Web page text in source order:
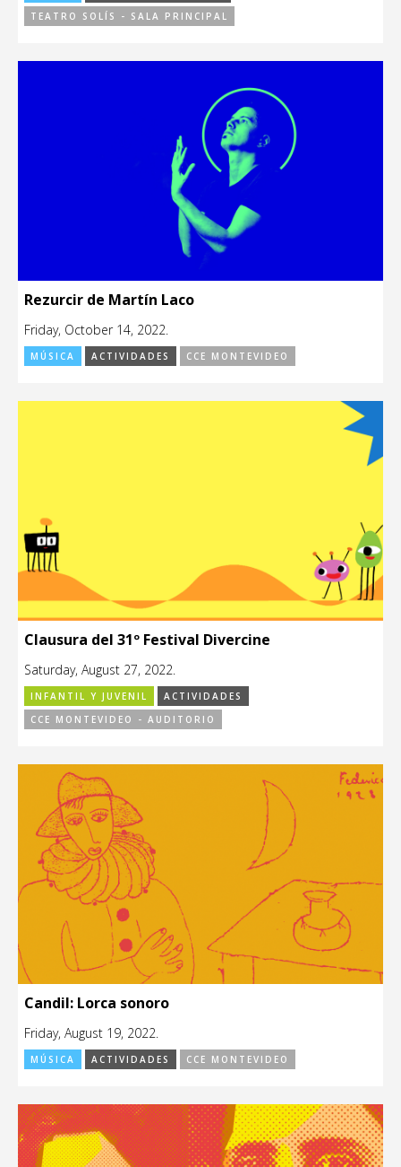
TEATRO SOLÍS - SALA PRINCIPAL
Rezurcir de Martín Laco
Friday, October 14, 2022.
MÚSICA ACTIVIDADES CCE MONTEVIDEO
Clausura del 31º Festival Divercine
Saturday, August 27, 2022.
INFANTIL Y JUVENIL
ACTIVIDADES
CCE MONTEVIDEO - AUDITORIO
Candil: Lorca sonoro
Friday, August 19, 2022.
MÚSICA ACTIVIDADES CCE MONTEVIDEO